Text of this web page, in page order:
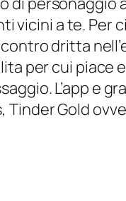
vicini a te. Per
dritta
per cui piace
L’app e
Gold